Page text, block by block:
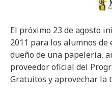
El próximo 23 de agosto
2011 para los alumnos de
dueño de una papelería,
proveedor oficial del
Gratuitos y aprovechar la